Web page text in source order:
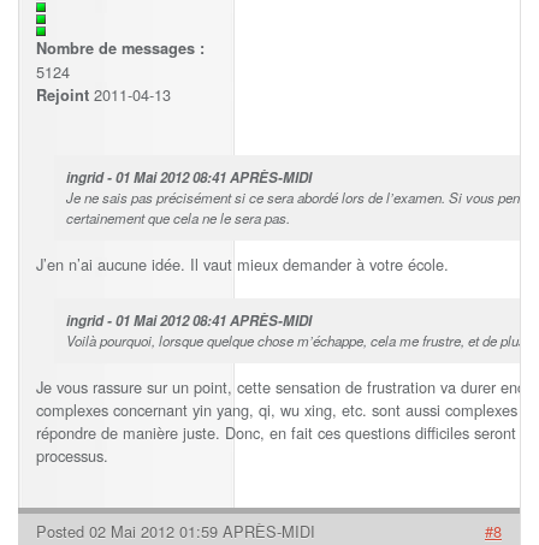
Nombre de messages :
5124
Rejoint 2011-04-13
ingrid - 01 Mai 2012 08:41 APRÈS-MIDI
Je ne sais pas précisément si ce sera abordé lors de l’examen. Si vous
certainement que cela ne le sera pas.
J’en n’ai aucune idée. Il vaut mieux demander à votre école.
ingrid - 01 Mai 2012 08:41 APRÈS-MIDI
Voilà pourquoi, lorsque quelque chose m’échappe, cela me frustre, et de plus
Je vous rassure sur un point, cette sensation de frustration va durer
complexes concernant yin yang, qi, wu xing, etc. sont aussi complexes
répondre de manière juste. Donc, en fait ces questions difficiles seront
processus.
Posted 02 Mai 2012 01:59 APRÈS-MIDI #8